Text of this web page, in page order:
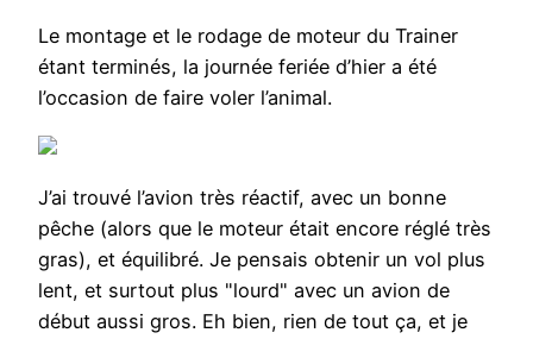
Le montage et le rodage de moteur du Trainer
étant terminés, la journée feriée d’hier a été
l’occasion de faire voler l’animal.
J’ai trouvé l’avion très réactif, avec un bonne
pêche (alors que le moteur était encore réglé très
gras), et équilibré. Je pensais obtenir un vol plus
lent, et surtout plus "lourd" avec un avion de
début aussi gros. Eh bien, rien de tout ça, et je